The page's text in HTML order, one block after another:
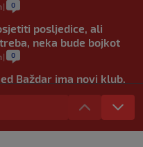
| 0
posljedice, ali
neka bude bojkot
| 0
Baždar ima novi klub,
velikom "težinom"
zaludjela je